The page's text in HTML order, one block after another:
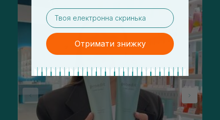
email
Отримати знижку